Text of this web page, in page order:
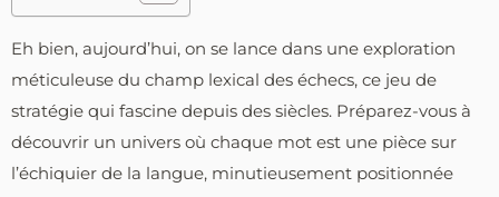
Eh bien, aujourd’hui, on se lance dans une exploration
méticuleuse du champ lexical des échecs, ce jeu de
stratégie qui fascine depuis des siècles. Préparez-vous à
découvrir un univers où chaque mot est une pièce sur
l’échiquier de la langue, minutieusement positionnée